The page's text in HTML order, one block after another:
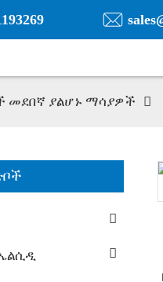
መደበኛ ያልሆኑ ማሳያዎች
ኤልሲዲ